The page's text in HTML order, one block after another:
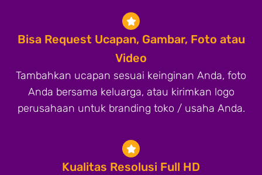
Bisa Request Ucapan, Gambar, Foto atau
Video
Tambahkan ucapan sesuai keinginan Anda, foto
Anda bersama keluarga, atau kirimkan logo
perusahaan untuk branding toko / usaha Anda.
Kualitas Resolusi Full HD